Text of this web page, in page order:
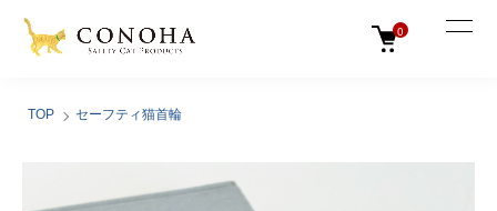
0
TOP セーフティ猫首輪